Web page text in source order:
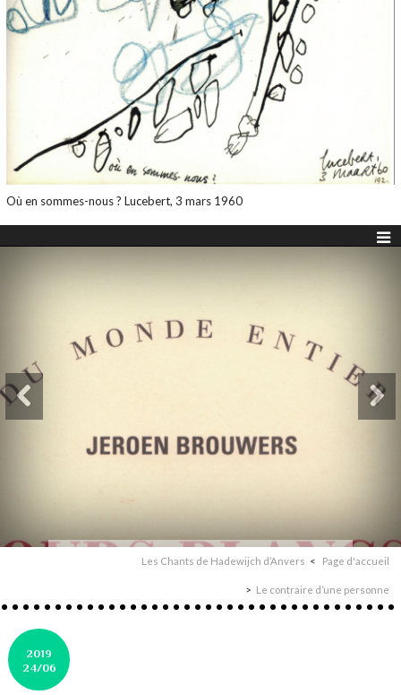
Où en sommes-nous ? Lucebert, 3 mars 1960
Les Chants de Hadewijch d’Anvers Page d'accueil
Le contraire d’une personne
2019
24/06